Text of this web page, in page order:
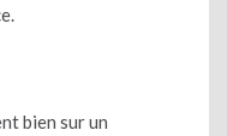
bien sur un